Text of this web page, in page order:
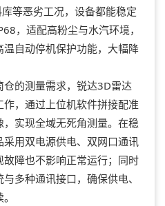
等恶劣工况，设备都能稳定
，适配高粉尘与水汽环境，
温自动停机保护功能，大幅降
的测量需求，锐达3D雷达
，通过上位机软件拼接配准
实现全域无死角测量。在稳
用双电源供电、双网口通讯
障也不影响正常运行；同时
多种通讯接口，确保供电、